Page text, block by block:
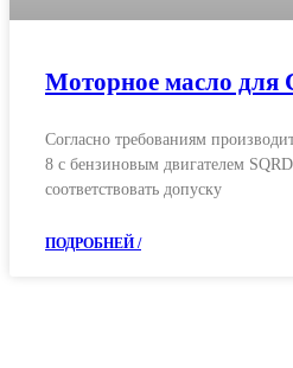
Моторное масло для
Согласно требованиям
8 с бензиновым двигателем
соответствовать допуску
ПОДРОБНЕЙ /